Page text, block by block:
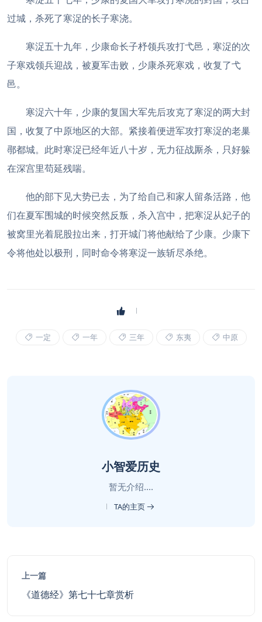
过城，杀死了寒浞的长子寒浇。
寒浞五十九年，少康命长子杼领兵攻打弋邑，寒浞的次
子寒戏领兵迎战，被夏军击败，少康杀死寒戏，收复了弋
邑。
寒浞六十年，少康的复国大军先后攻克了寒浞的两大封
国，收复了中原地区的大部。紧接着便进军攻打寒浞的老巢
鄩都城。此时寒浞已经年近八十岁，无力征战厮杀，只好躲
在深宫里苟延残喘。
他的部下见大势已去，为了给自己和家人留条活路，他
们在夏军围城的时候突然反叛，杀入宫中，把寒浞从妃子的
被窝里光着屁股拉出来，打开城门将他献给了少康。少康下
令将他处以极刑，同时命令将寒浞一族斩尽杀绝。
一定 一年 三年 东夷 中原
小智爱历史
暂无介绍....
TA的主页
上一篇
《道德经》第七十七章赏析